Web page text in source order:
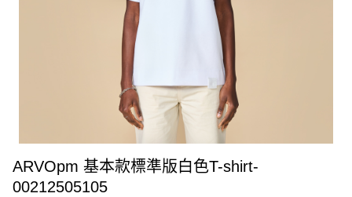
ARVOpm 基本款標準版白色T-shirt-
00212505105